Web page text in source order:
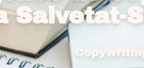
Salvetat-